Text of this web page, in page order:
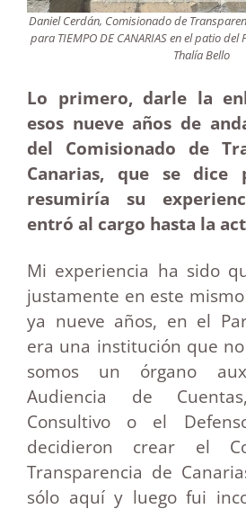
Daniel Cerdán, Comisionado de
para TIEMPO DE CANARIAS en el patio
Thalía Bello
Lo primero, darle la
esos nueve años de
del Comisionado de
Canarias, que se dice
resumiría su
entró al cargo hasta la
Mi experiencia ha sido
justamente en este
ya nueve años, en el
era una institución que
somos un órgano
Audiencia de
Consultivo o el
decidieron crear el
Transparencia de
sólo aquí y luego fui